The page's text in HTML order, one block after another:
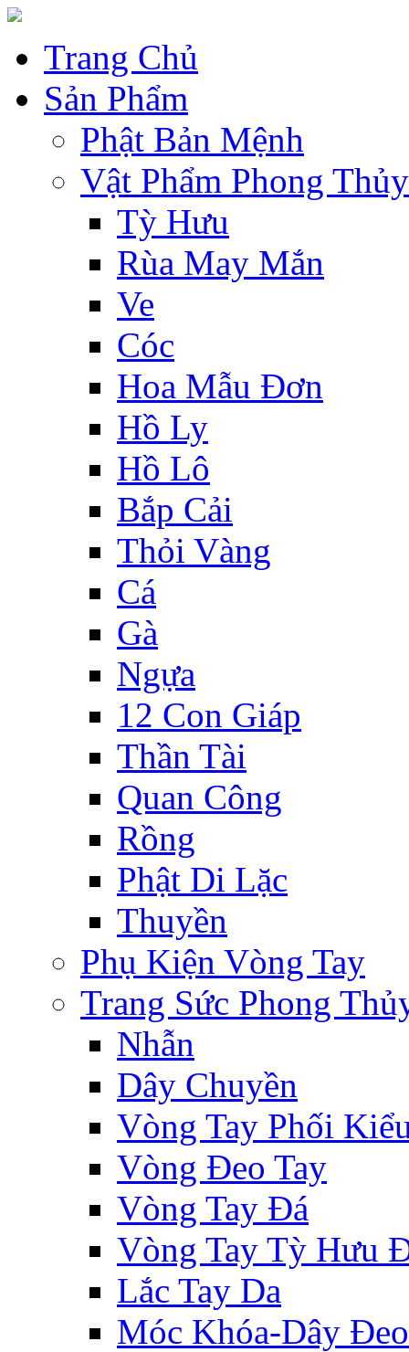
Trang Chủ
Sản Phẩm
Phật Bản Mệnh
Vật Phẩm Phong Thủy
Tỳ Hưu
Rùa May Mắn
Ve
Cóc
Hoa Mẫu Đơn
Hồ Ly
Hồ Lô
Bắp Cải
Thỏi Vàng
Cá
Gà
Ngựa
12 Con Giáp
Thần Tài
Quan Công
Rồng
Phật Di Lặc
Thuyền
Phụ Kiện Vòng Tay
Trang Sức Phong
Nhẫn
Dây Chuyền
Vòng Tay Phối
Vòng Đeo Tay
Vòng Tay Đá
Vòng Tay Tỳ Hưu
Lắc Tay Da
Móc Khóa-Dây Đeo